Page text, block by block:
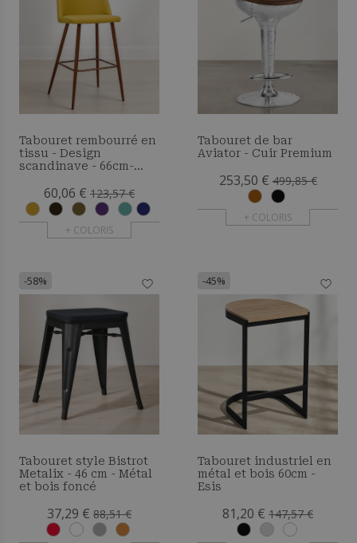
Tabouret rembourré en
tissu - Design
scandinave - 66cm-
60,06 € 123,57 €
+ COLORIS
Tabouret de bar
Aviator - Cuir Premium
253,50 € 499,85 €
+ COLORIS
-58%
Tabouret style Bistrot
Metalix - 46 cm - Métal
et bois foncé
37,29 € 88,51 €
-45%
Tabouret industriel en
métal et bois 60cm -
Esis
81,20 € 147,57 €